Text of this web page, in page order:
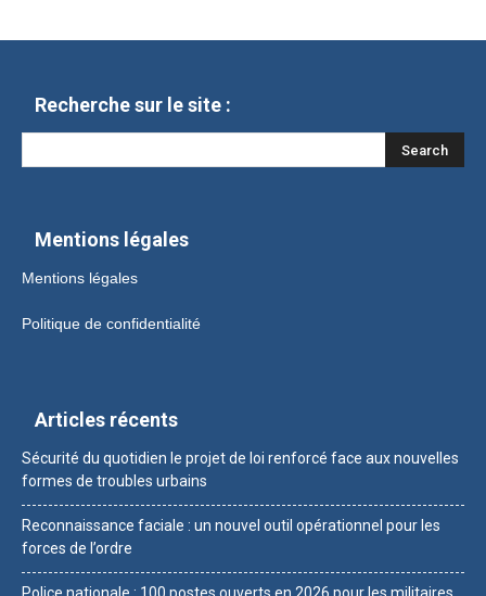
Recherche sur le site :
Mentions légales
Mentions légales
Politique de confidentialité
Articles récents
Sécurité du quotidien le projet de loi renforcé face aux nouvelles
formes de troubles urbains
Reconnaissance faciale : un nouvel outil opérationnel pour les
forces de l’ordre